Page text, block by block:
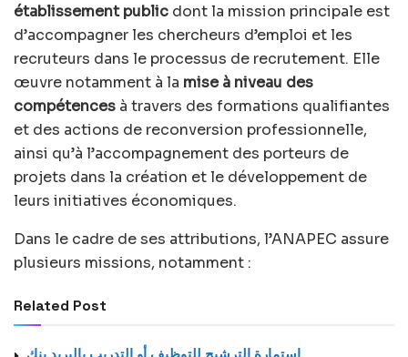
établissement public dont la mission principale est
d’accompagner les chercheurs d’emploi et les
recruteurs dans le processus de recrutement. Elle
œuvre notamment à la mise à niveau des
compétences à travers des formations qualifiantes
et des actions de reconversion professionnelle,
ainsi qu’à l’accompagnement des porteurs de
projets dans la création et le développement de
leurs initiatives économiques.
Dans le cadre de ses attributions, l’ANAPEC assure
plusieurs missions, notamment :
Related Post